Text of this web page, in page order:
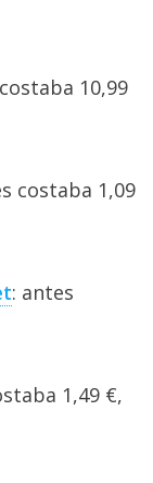
10,99
costaba 1,09
: antes
1,49 €,